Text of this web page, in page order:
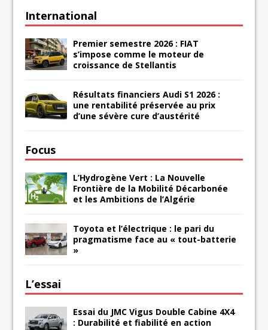
International
Premier semestre 2026 : FIAT
s’impose comme le moteur de
croissance de Stellantis
Résultats financiers Audi S1 2026 :
une rentabilité préservée au prix
d’une sévère cure d’austérité
Focus
L’Hydrogène Vert : La Nouvelle
Frontière de la Mobilité Décarbonée
et les Ambitions de l’Algérie
Toyota et l’électrique : le pari du
pragmatisme face au « tout-batterie
»
L’essai
Essai du JMC Vigus Double Cabine 4X4
: Durabilité et fiabilité en action